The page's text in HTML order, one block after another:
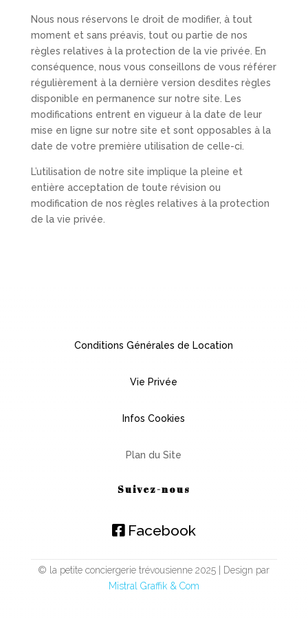
Nous nous réservons le droit de modifier, à tout
moment et sans préavis, tout ou partie de nos
règles relatives à la protection de la vie privée. En
conséquence, nous vous conseillons de vous référer
régulièrement à la dernière version desdites règles
disponible en permanence sur notre site. Les
modifications entrent en vigueur à la date de leur
mise en ligne sur notre site et sont opposables à la
date de votre première utilisation de celle-ci.
L’utilisation de notre site implique la pleine et
entière acceptation de toute révision ou
modification de nos règles relatives à la protection
de la vie privée.
Conditions Générales de Location
Vie Privée
Infos Cookies
Plan du Site
Suivez-nous
Facebook
© la petite conciergerie trévousienne 2025 | Design par
Mistral Graffik & Com